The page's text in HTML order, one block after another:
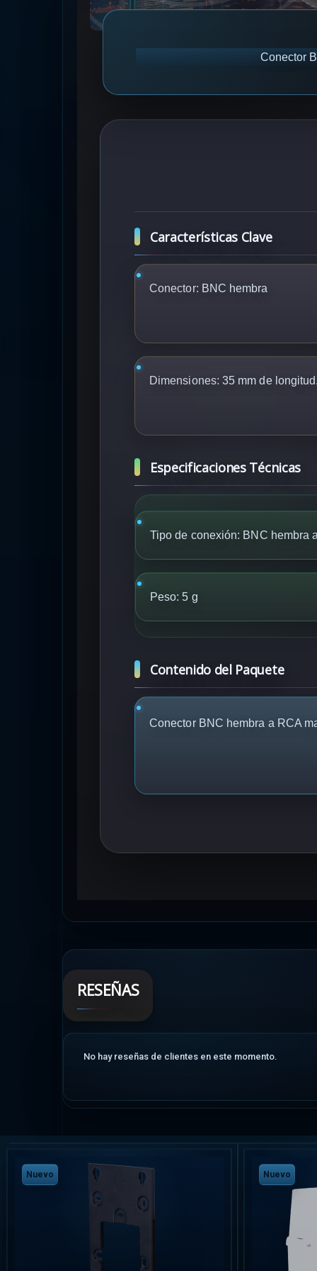
Conector
Características Clave
Conector: BNC hembra
Dimensiones: 35 mm de
Especificaciones Técnicas
Tipo de conexión: BNC hembra
Peso: 5 g
Contenido del Paquete
Conector BNC hembra a RCA
RESEÑAS
No hay reseñas de clientes en este momento.
Nuevo
Nuevo